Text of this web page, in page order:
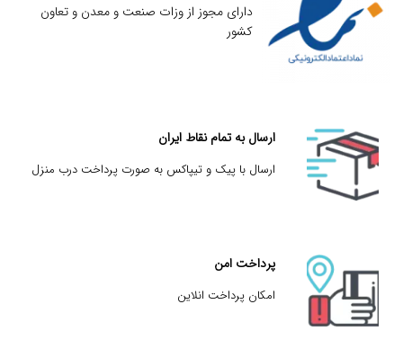
دارای مجوز از وزات صنعت و معدن و تعاون
کشور
ارسال به تمام نقاط ایران
ارسال با پیک و تیپاکس به صورت پرداخت درب منزل
پرداخت امن
امکان پرداخت انلاین